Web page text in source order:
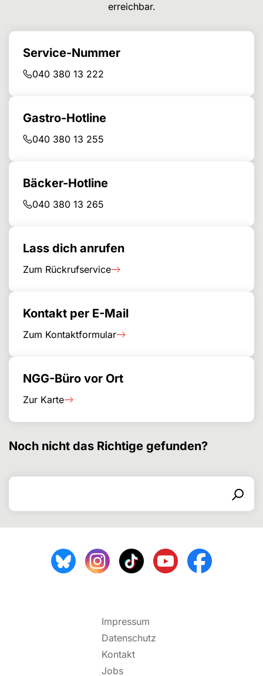
erreichbar.
Service-Nummer
040 380 13 222
Gastro-Hotline
040 380 13 255
Bäcker-Hotline
040 380 13 265
Lass dich anrufen
Zum Rückrufservice
Kontakt per E-Mail
Zum Kontaktformular
NGG-Büro vor Ort
Zur Karte
Noch nicht das Richtige gefunden?
Search for
Search
Impressum
Datenschutz
Kontakt
Jobs